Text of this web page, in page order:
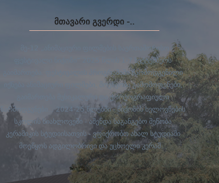
მთავარი გვერდი -..
მე-12 „ანიმაციური ფილმების საერთაშორისო
ფესტივალი ნიქოზი“ 2025 წლის 1-7 სექტემბერს
გაიმართება. ფესტივალის პროგრამაში წარმოდგენილი
იქნება ანიმაციური ფილმები, მოეწყობა გამომოფენები,
გაიმართება მუსიკალური და ქორეოგრაფიული
წარმოდგენები... 2024-25 წლებში - ნიქოზის ხელოვნების
სკოლის სიახლოვეში - აშენდა საგანგებო შენობა
კერამიკის სტუდიისათვის - ვფიქრობთ ახალ სტუდიაში
მოეწყოს ადგილობრივი და უცხოელი კერამ...